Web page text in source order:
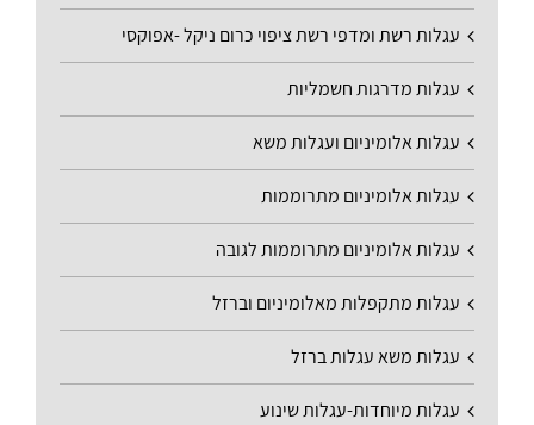
עגלות רשת ומדפי רשת ציפוי כרום ניקל -אפוקסי
עגלות מדרגות חשמליות
עגלות אלומיניום ועגלות משא
עגלות אלומיניום מתרוממות
עגלות אלומיניום מתרוממות לגובה
עגלות מתקפלות מאלומיניום וברזל
עגלות משא עגלות ברזל
עגלות מיוחדות-עגלות שינוע